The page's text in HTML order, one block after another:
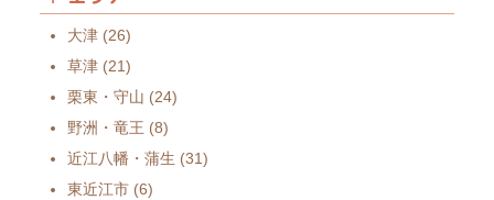
大津(26)
草津(21)
栗東・守山 (24)
野洲・竜王 (8)
近江八幡・蒲生 (31)
東近江市(6)